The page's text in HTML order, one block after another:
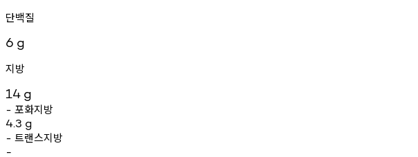
단백질
6 g
지방
14 g
- 포화지방
4.3 g
- 트랜스지방
-